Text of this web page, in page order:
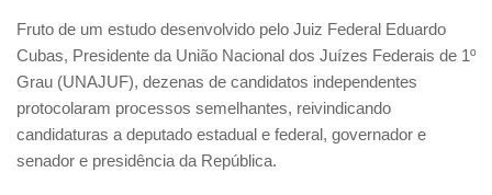
Fruto de um estudo desenvolvido pelo Juiz Federal Eduardo
Cubas, Presidente da União Nacional dos Juízes Federais de 1º
Grau (UNAJUF), dezenas de candidatos independentes
protocolaram processos semelhantes, reivindicando
candidaturas a deputado estadual e federal, governador e
senador e presidência da República.